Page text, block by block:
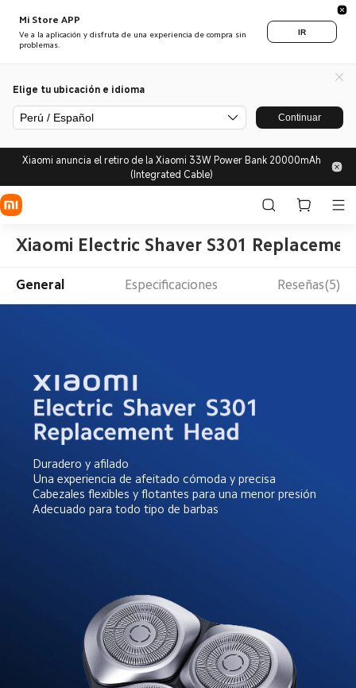
Mi Store APP
Ve a la aplicación y disfruta de una experiencia de compra sin
problemas.
IR
Elige tu ubicación e idioma
Perú / Español Continuar
Xiaomi anuncia el retiro de la Xiaomi 33W Power Bank 20000mAh
(Integrated Cable)
Xiaomi Electric Shaver S301
General Especificaciones Reseñas(5)
Duradero y afilado
Una experiencia de afeitado cómoda y precisa
Cabezales flexibles y flotantes para una menor presión
Adecuado para todo tipo de barbas